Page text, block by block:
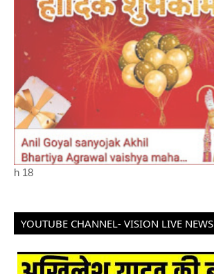
h 18
YOUTUBE CHANNEL- VISION LIVE NEWS